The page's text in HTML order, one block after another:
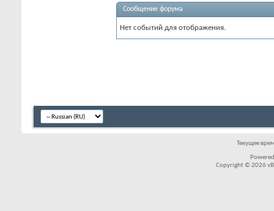
Сообщение форума
Нет событий для отображения.
Текущее
Copyright © 2026